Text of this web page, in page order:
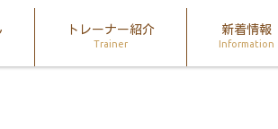
トレーナー紹介
Trainer
新着情報
Information